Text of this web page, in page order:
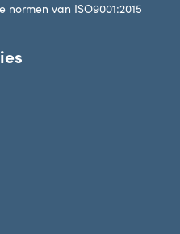
normen van ISO9001:2015